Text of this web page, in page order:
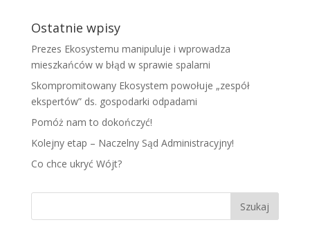
Ostatnie wpisy
Prezes Ekosystemu manipuluje i wprowadza
mieszkańców w błąd w sprawie spalarni
Skompromitowany Ekosystem powołuje „zespół
ekspertów” ds. gospodarki odpadami
Pomóż nam to dokończyć!
Kolejny etap – Naczelny Sąd Administracyjny!
Co chce ukryć Wójt?